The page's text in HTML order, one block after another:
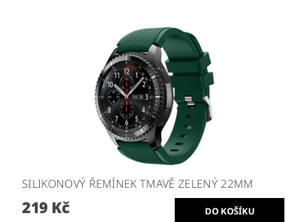
SILIKONOVÝ ŘEMÍNEK TMAVĚ ZELENÝ 22MM
219 Kč